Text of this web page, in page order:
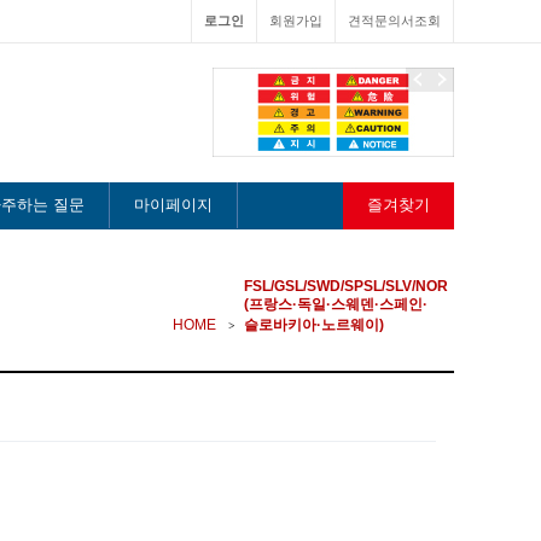
견적문의서조회
회원가입
로그인
하는 질문 마이페이지 즐겨찾기
HOME
FSL/GSL/SWD/SPSL/SLV/NOR
(프랑스·독일·스웨덴·스페인·
슬로바키아·노르웨이)